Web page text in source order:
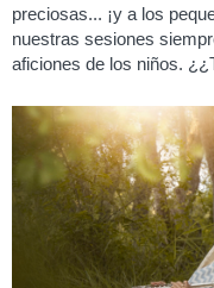
preciosas... ¡y a los
nuestras sesiones
aficiones de los niños.